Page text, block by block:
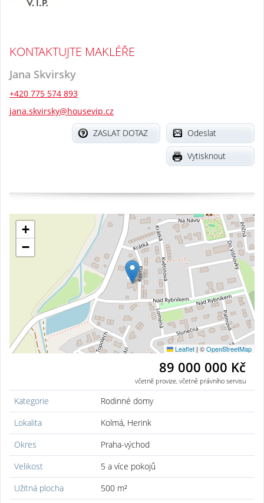
KONTAKTUJTE MAKLÉŘE
Jana Skvirsky
+420 775 574 893
jana.skvirsky@housevip.cz
Odeslat
ZASLAT DOTAZ
Vytisknout
+
−
Leaflet | ©OpenStreetMap
89 000 000 Kč
včetně provize, včetně právního servisu
Kategorie
Rodinné domy
Lokalita
Kolmá, Herink
Okres
Praha-východ
Velikost
5 a více pokojů
Užitná plocha
500 m²